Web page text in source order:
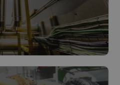
decarbonisatie,